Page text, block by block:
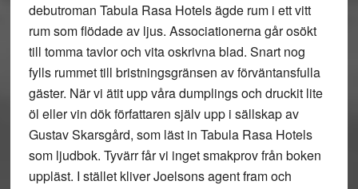
debutroman Tabula Rasa Hotels ägde rum i ett vitt
rum som flödade av ljus. Associationerna går osökt
till tomma tavlor och vita oskrivna blad. Snart nog
fylls rummet till bristningsgränsen av förväntansfulla
gäster. När vi ätit upp våra dumplings och druckit lite
öl eller vin dök författaren själv upp i sällskap av
Gustav Skarsgård, som läst in Tabula Rasa Hotels
som ljudbok. Tyvärr får vi inget smakprov från boken
uppläst. I stället kliver Joelsons agent fram och